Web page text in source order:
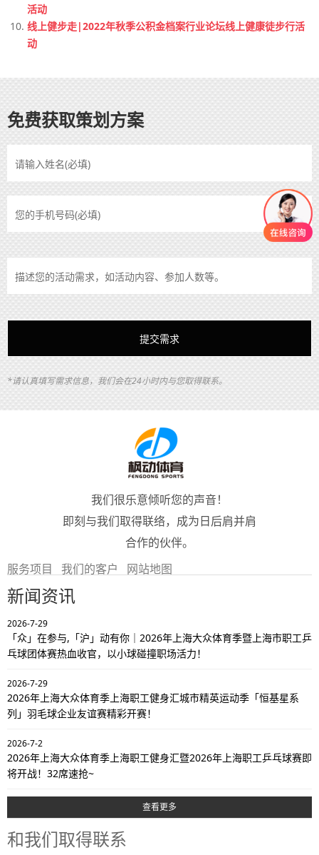
活动
线上健步走|2022年秋季公积金档案行业论坛线上健康徒步行活
动
免费获取策划方案
*请认真填写需求信息，我们会在24小时内与您取得联系。
我们很乐意倾听您的声音！
即刻与我们取得联络，成为日后肩并肩
合作的伙伴。
服务项目
我们的客户 网站地图
新闻资讯
2026-7-29
「众」在参与,「沪」动有你｜2026年上海大众体育季暨上海市职工乒
乓球团体赛热血收官，以小球碰撞职场活力！
2026-7-29
2026年上海大众体育季上海职工健身汇城市精英运动季「恒基星系
列」羽毛球企业友谊赛精彩开赛！
2026-7-2
2026年上海大众体育季上海职工健身汇暨2026年上海职工乒乓球赛即
将开战！32席速抢~
查看更多
和我们取得联系